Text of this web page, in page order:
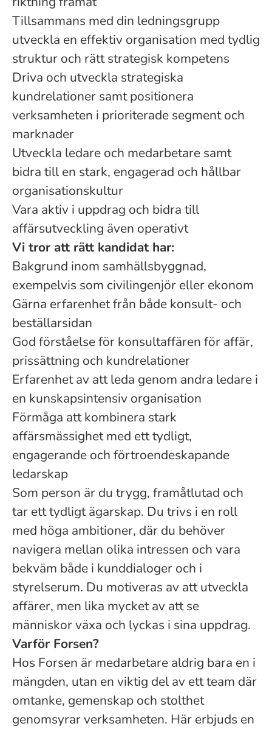
Tillsammans med din ledningsgrupp
utveckla en effektiv organisation med tydlig
struktur och rätt strategisk kompetens
Driva och utveckla strategiska
kundrelationer samt positionera
verksamheten i prioriterade segment och
marknader
Utveckla ledare och medarbetare samt
bidra till en stark, engagerad och hållbar
organisationskultur
Vara aktiv i uppdrag och bidra till
affärsutveckling även operativt
Vi tror att rätt kandidat har:
Bakgrund inom samhällsbyggnad,
exempelvis som civilingenjör eller ekonom
Gärna erfarenhet från både konsult- och
beställarsidan
God förståelse för konsultaffären för affär,
prissättning och kundrelationer
Erfarenhet av att leda genom andra ledare i
en kunskapsintensiv organisation
Förmåga att kombinera stark
affärsmässighet med ett tydligt,
engagerande och förtroendeskapande
ledarskap
Som person är du trygg, framåtlutad och
tar ett tydligt ägarskap. Du trivs i en roll
med höga ambitioner, där du behöver
navigera mellan olika intressen och vara
bekväm både i kunddialoger och i
styrelserum. Du motiveras av att utveckla
affärer, men lika mycket av att se
människor växa och lyckas i sina uppdrag.
Varför Forsen?
Hos Forsen är medarbetare aldrig bara en i
mängden, utan en viktig del av ett team där
omtanke, gemenskap och stolthet
genomsyrar verksamheten. Här erbjuds en